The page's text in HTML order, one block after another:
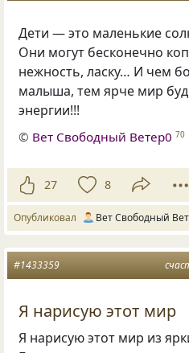
Дети — это маленькие
Они могут бесконечно
нежность, ласку… И чем
малыша, тем ярче мир
энергии!!!
© Вет Свободный Ветер0 70
27 8
Опубликовал Вет Свободный
#1433359
Я нарисую этот мир
Я нарисую этот мир из